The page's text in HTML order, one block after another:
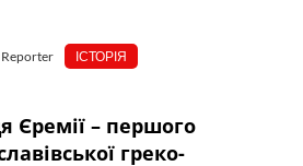
Reporter ІСТОРІЯ
Єремії – першого
греко-